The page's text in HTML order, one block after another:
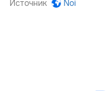
Источник Noi